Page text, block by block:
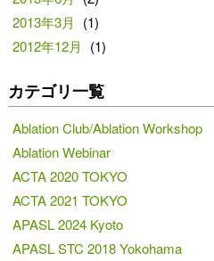
2013年3月
(1)
2012年12月
(1)
カテゴリ一覧
Ablation Club/Ablation Workshop
Ablation Webinar
ACTA 2020 TOKYO
ACTA 2021 TOKYO
APASL 2024 Kyoto
APASL STC 2018 Yokohama